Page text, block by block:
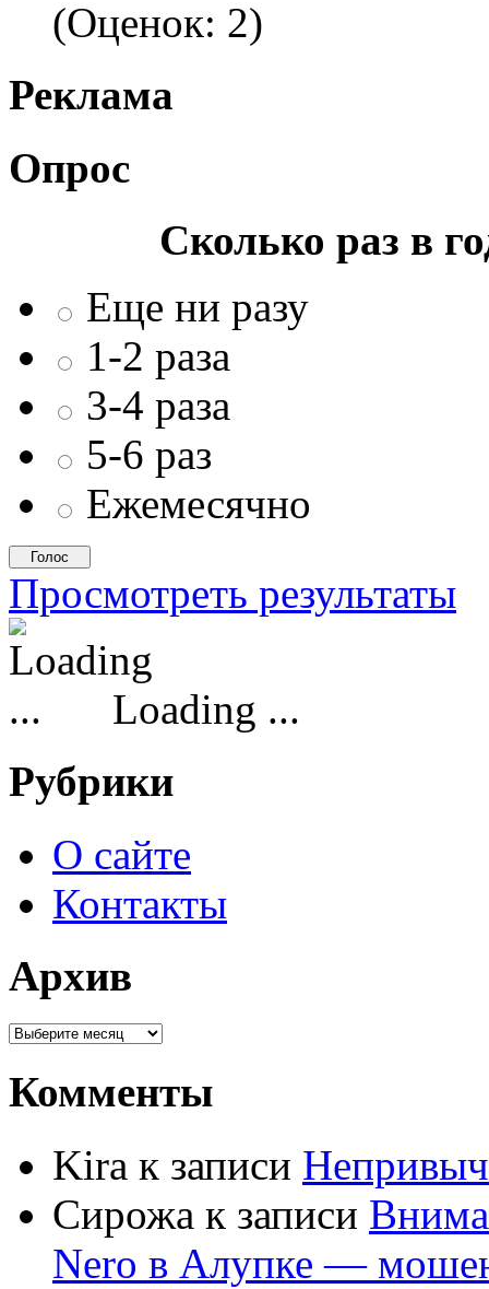
(Оценок: 2)
Реклама
Опрос
Сколько раз в
Еще ни разу
1-2 раза
3-4 раза
5-6 раз
Ежемесячно
Просмотреть результаты
Loading ...
Рубрики
О сайте
Контакты
Архив
Комменты
Kira к записи
Сирожа к записи
Nero в Алупке —